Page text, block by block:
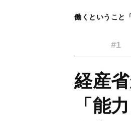
働くということ
#1
経産
「能